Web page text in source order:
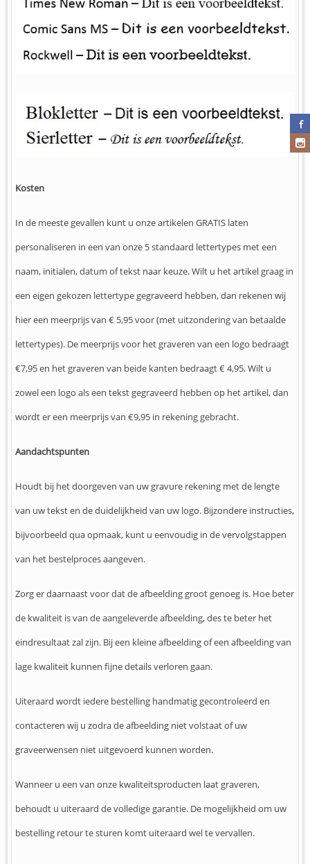
Kosten
In de meeste gevallen kunt u onze artikelen GRATIS laten
personaliseren in een van onze 5 standaard lettertypes met een
naam, initialen, datum of tekst naar keuze. Wilt u het artikel graag in
een eigen gekozen lettertype gegraveerd hebben, dan rekenen wij
hier een meerprijs van € 5,95 voor (met uitzondering van betaalde
lettertypes). De meerprijs voor het graveren van een logo bedraagt
€7,95 en het graveren van beide kanten bedraagt € 4,95. Wilt u
zowel een logo als een tekst gegraveerd hebben op het artikel, dan
wordt er een meerprijs van €9,95 in rekening gebracht.
Aandachtspunten
Houdt bij het doorgeven van uw gravure rekening met de lengte
van uw tekst en de duidelijkheid van uw logo. Bijzondere instructies,
bijvoorbeeld qua opmaak, kunt u eenvoudig in de vervolgstappen
van het bestelproces aangeven.
Zorg er daarnaast voor dat de afbeelding groot genoeg is. Hoe beter
de kwaliteit is van de aangeleverde afbeelding, des te beter het
eindresultaat zal zijn. Bij een kleine afbeelding of een afbeelding van
lage kwaliteit kunnen fijne details verloren gaan.
Uiteraard wordt iedere bestelling handmatig gecontroleerd en
contacteren wij u zodra de afbeelding niet volstaat of uw
graveerwensen niet uitgevoerd kunnen worden.
Wanneer u een van onze kwaliteitsproducten laat graveren,
behoudt u uiteraard de volledige garantie. De mogelijkheid om uw
bestelling retour te sturen komt uiteraard wel te vervallen.